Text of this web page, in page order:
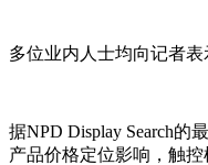
多位业内人士均向记者
据NPD Display Search
产品价格定位影响，触控